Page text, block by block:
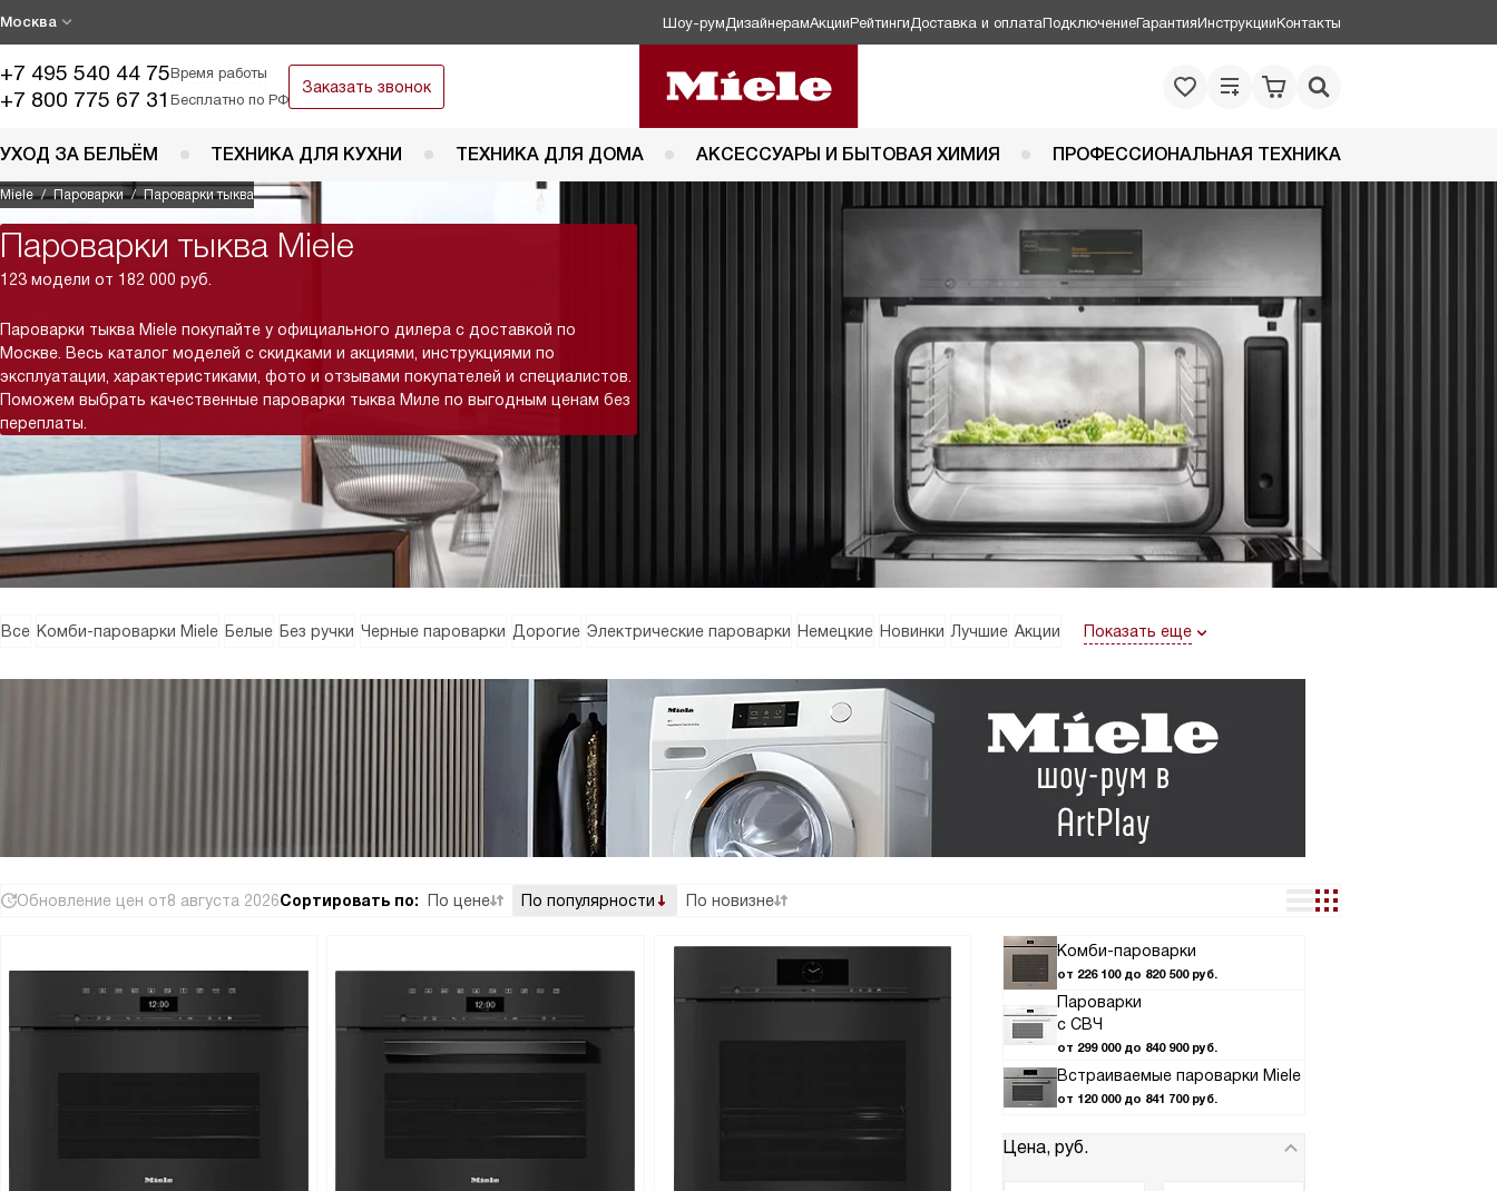
Москва Шоу-рум ДизайнерамАкцииРейтинги Доставка и оплатаПодключениеГарантияИнструкцииКонтакты
+7 495 540 44 75Время работы
+7 800 775 67 31 Бесплатно по РФ
Заказать звонок
УХОД ЗА БЕЛЬЁМ ТЕХНИКА ДЛЯ КУХНИ ТЕХНИКА ДЛЯ ДОМА АКСЕССУАРЫ И БЫТОВАЯ ХИМИЯ ПРОФЕССИОНАЛЬНАЯ ТЕХНИКА
Miele Пароварки Пароварки тыква
Пароварки тыква Miele
123 модели от 182 000 руб.
Пароварки тыква Miele покупайте у официального дилера с доставкой по
Москве. Весь каталог моделей с скидками и акциями, инструкциями по
эксплуатации, характеристиками, фото и отзывами покупателей и специалистов.
Поможем выбрать качественные пароварки тыква Миле по выгодным ценам без
переплаты.
Все Комби-пароварки Miele Белые Без ручки Черные пароварки Дорогие Электрические пароварки Немецкие Новинки Лучшие Акции Показать еще
Обновление цен от8 августа 2026Сортировать по: По цене По популярности По новизне
Комби-пароварки
от 226 100 до 820 500 руб.
Пароварки
с СВЧ
от 299 000 до 840 900 руб.
Встраиваемые пароварки Miele
от 120 000 до 841 700 руб.
Цена, руб.